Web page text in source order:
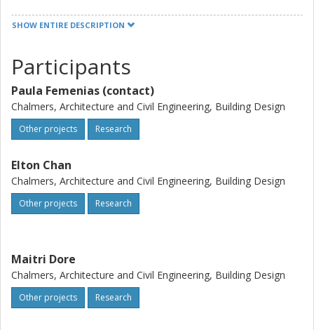
relationen påverkar energi- och resursanvändning
och framtidens hem, fallstudier av spjutspetsprojekt för
hållbara bostäder: hur de planerats, hur de används och
ändras, upplevelser av komfort och trivsel, samt energi-
och resursflöden över tid. Genomförare är ett
interdisciplinärt team i samverkan med
hållbara hemmet.
SHOW ENTIRE DESCRIPTION
Participants
Paula Femenias (contact)
Chalmers, Architecture and Civil Engineering, Building Design
Other projects Research
Elton Chan
Chalmers, Architecture and Civil Engineering, Building Design
Other projects Research
Maitri Dore
Chalmers, Architecture and Civil Engineering, Building Design
Other projects Research